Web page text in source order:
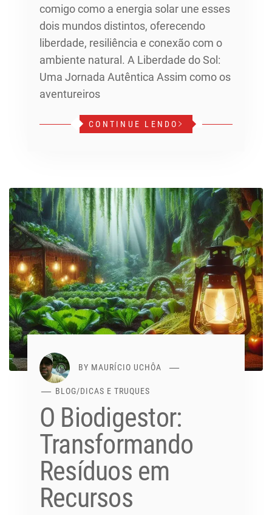
comigo como a energia solar une esses
dois mundos distintos, oferecendo
liberdade, resiliência e conexão com o
ambiente natural. A Liberdade do Sol:
Uma Jornada Autêntica Assim como os
aventureiros
CONTINUE LENDO
BY MAURÍCIO UCHÔA
BLOG/DICAS E TRUQUES
O Biodigestor:
Transformando
Resíduos em
Recursos